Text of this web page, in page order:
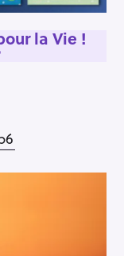
la Vie !